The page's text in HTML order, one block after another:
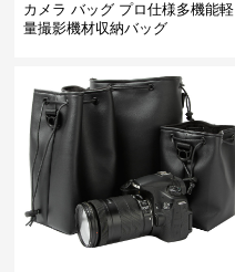
カメラ バッグ プロ仕様多機能軽
量撮影機材収納バッグ